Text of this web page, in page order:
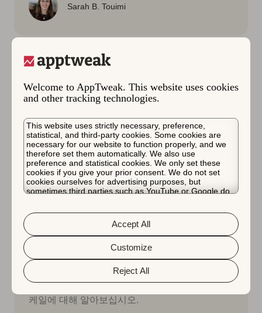
Welcome to AppTweak. This website uses cookies
and other tracking technologies.
This website uses strictly necessary, preference,
statistical, and third-party cookies. Some cookies are
necessary for our website to function properly, and we
therefore set them automatically. We also use
preference and statistical cookies. We only set these
cookies if you give your prior consent. We do not set
cookies ourselves for advertising purposes, but
sometimes third parties such as YouTube or Google do.
about the protection of your personal data and the
different cookies we use, please read our
&Privacy Policy. You can customize your cookie settings
and preferences by clicking the “Customize” button.
Reject All
Customize
Accept All
Sarah B. Touimi
Google Play
앱 현지화 전략
Google Play 앱 현지화 초보자 가
이드
Google Play 앱 현지화와 앱이 표시될 수 있는 로
케일에 대해 알아보십시오.